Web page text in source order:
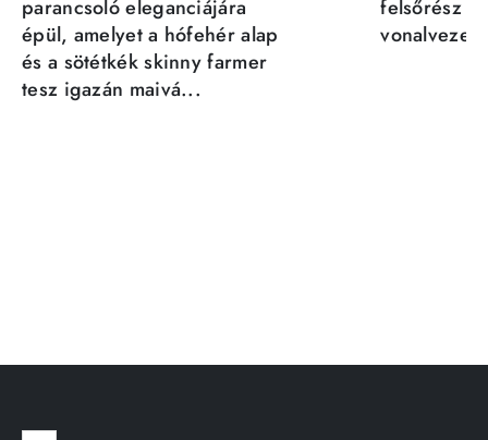
parancsoló eleganciájára
épül, amelyet a hófehér alap
és a sötétkék skinny farmer
tesz igazán maivá...
felsőrész